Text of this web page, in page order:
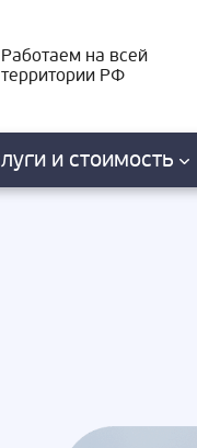
Работаем на всей
территории РФ
и стоимость